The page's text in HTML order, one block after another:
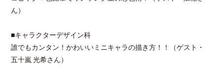
ん）
■キャラクターデザイン科
誰でもカンタン！かわいいミニキャラの描き方！！（ゲスト・
五十嵐 光希さん）